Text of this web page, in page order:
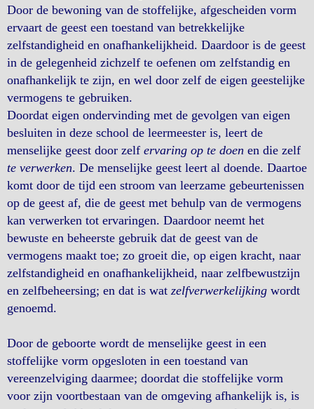
Door de bewoning van de stoffelijke, afgescheiden vorm
ervaart de geest een toestand van betrekkelijke
zelfstandigheid en onafhankelijkheid. Daardoor is de geest
in de gelegenheid zichzelf te oefenen om zelfstandig en
onafhankelijk te zijn, en wel door zelf de eigen geestelijke
vermogens te gebruiken.
Doordat eigen ondervinding met de gevolgen van eigen
besluiten in deze school de leermeester is, leert de
menselijke geest door zelf ervaring op te doen en die zelf
te verwerken. De menselijke geest leert al doende. Daartoe
komt door de tijd een stroom van leerzame gebeurtenissen
op de geest af, die de geest met behulp van de vermogens
kan verwerken tot ervaringen. Daardoor neemt het
bewuste en beheerste gebruik dat de geest van de
vermogens maakt toe; zo groeit die, op eigen kracht, naar
zelfstandigheid en onafhankelijkheid, naar zelfbewustzijn
en zelfbeheersing; en dat is wat zelfverwerkelijking wordt
genoemd.
Door de geboorte wordt de menselijke geest in een
stoffelijke vorm opgesloten in een toestand van
vereenzelviging daarmee; doordat die stoffelijke vorm
voor zijn voortbestaan van de omgeving afhankelijk is, is